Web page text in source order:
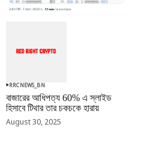
RRCNEWS_BN
বাজারের আধিপত্য 60% এ স্লাইড
হিসাবে টিথার তার চকচকে হারায়
August 30, 2025